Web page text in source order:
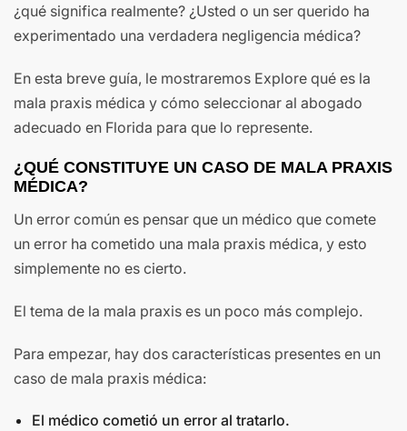
¿qué significa realmente? ¿Usted o un ser querido ha
experimentado una verdadera negligencia médica?
En esta breve guía, le mostraremos Explore qué es la
mala praxis médica y cómo seleccionar al abogado
adecuado en Florida para que lo represente.
¿QUÉ CONSTITUYE UN CASO DE MALA PRAXIS
MÉDICA?
Un error común es pensar que un médico que comete
un error ha cometido una mala praxis médica, y esto
simplemente no es cierto.
El tema de la mala praxis es un poco más complejo.
Para empezar, hay dos características presentes en un
caso de mala praxis médica:
El médico cometió un error al tratarlo.